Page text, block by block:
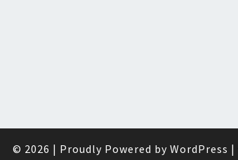
© 2026 | Proudly Powered by WordPress |